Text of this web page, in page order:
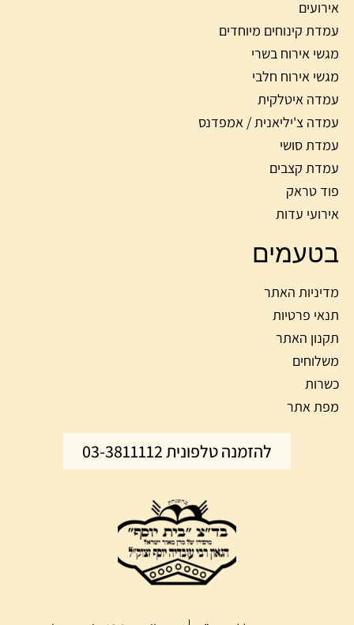
אירועים
עמדת קינוחים מיוחדים
מגשי אירוח בשרי
מגשי אירוח חלבי
עמדה איטלקית
עמדה צ'יליאנית / אמפדנס
עמדת סושי
עמדת קצבים
פוד טראק
אירועי עדות
בטעמים
מדיניות האתר
תנאי פרטיות
תקנון האתר
משלוחים
כשרות
מפת אתר
להזמנה טלפונית 03-3811112